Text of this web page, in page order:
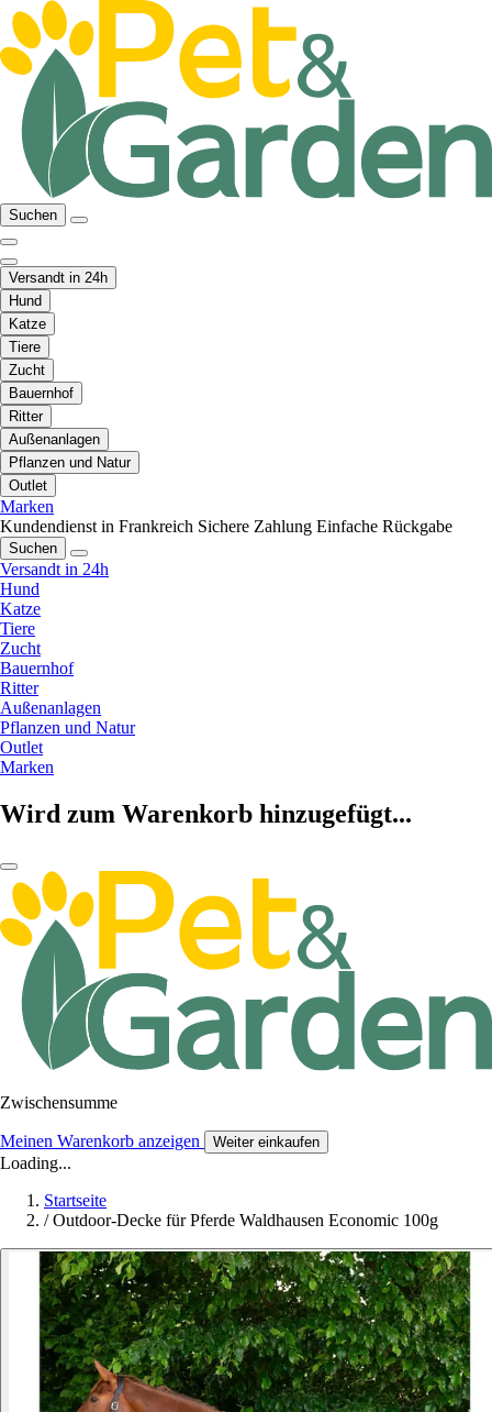
Suchen
Versandt in 24h
Hund
Katze
Tiere
Zucht
Bauernhof
Ritter
Außenanlagen
Pflanzen und Natur
Outlet
Marken
Kundendienst in Frankreich Sichere Zahlung Einfache Rückgabe
Suchen
Versandt in 24h
Hund
Katze
Tiere
Zucht
Bauernhof
Ritter
Außenanlagen
Pflanzen und Natur
Outlet
Marken
Wird zum Warenkorb hinzugefügt...
Zwischensumme
Meinen Warenkorb anzeigen Weiter einkaufen
Loading...
Startseite
/ Outdoor-Decke für Pferde Waldhausen Economic 100g